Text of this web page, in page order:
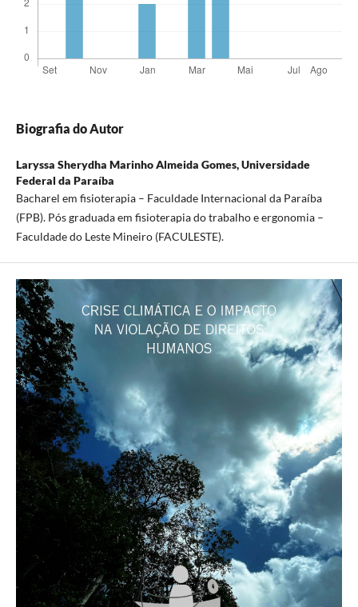
Biografia do Autor
Laryssa Sherydha Marinho Almeida Gomes,Universidade
Federal da Paraíba
Bacharel em fisioterapia – Faculdade Internacional da Paraíba
(FPB). Pós graduada em fisioterapia do trabalho e ergonomia –
Faculdade do Leste Mineiro (FACULESTE).